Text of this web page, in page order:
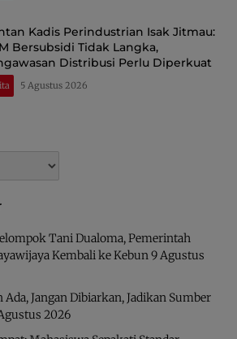
Kadis Perindustrian Isak Jitmau:
Bersubsidi Tidak Langka,
Distribusi Perlu Diperkuat
5 Agustus 2026
Tani Dualoma, Pemerintah
Kembali ke Kebun9 Agustus
Jangan Dibiarkan, Jadikan Sumber
2026